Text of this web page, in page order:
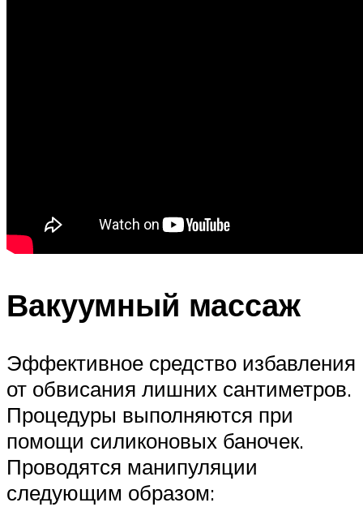
Вакуумный массаж
Эффективное средство избавления
от обвисания лишних сантиметров.
Процедуры выполняются при
помощи силиконовых баночек.
Проводятся манипуляции
следующим образом: